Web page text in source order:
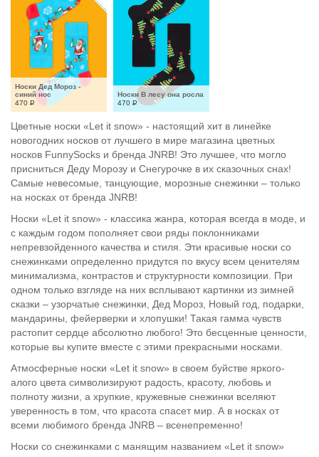
Носки Дед Мороз -
синий нос
470 Р
Носки В лесу она росла
470 Р
Цветные носки «Let it snow» - настоящий хит в линейке
новогодних носков от лучшего в мире магазина цветных
носков FunnySocks и бренда JNRB! Это лучшее, что могло
присниться Деду Морозу и Снегурочке в их сказочных снах!
Самые невесомые, танцующие, морозные снежинки – только
на носках от бренда JNRB!
Носки «Let it snow» - классика жанра, которая всегда в моде, и
с каждым годом пополняет свои ряды поклонниками
непревзойденного качества и стиля. Эти красивые носки со
снежинками определенно придутся по вкусу всем ценителям
минимализма, контрастов и структурности композиции. При
одном только взгляде на них всплывают картинки из зимней
сказки – узорчатые снежинки, Дед Мороз, Новый год, подарки,
мандарины, фейерверки и хлопушки! Такая гамма чувств
растопит сердце абсолютно любого! Это бесценные ценности,
которые вы купите вместе с этими прекрасными носками.
Атмосферные носки «Let it snow» в своем буйстве яркого-
алого цвета символизируют радость, красоту, любовь и
полноту жизни, а хрупкие, кружевные снежинки вселяют
уверенность в том, что красота спасет мир. А в носках от
всеми любимого бренда JNRB – всенепременно!
Носки со снежинками с манящим названием «Let it snow»